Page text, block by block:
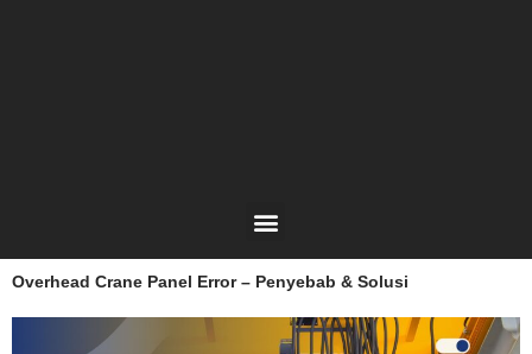
Menu
Overhead Crane Panel Error – Penyebab & Solusi